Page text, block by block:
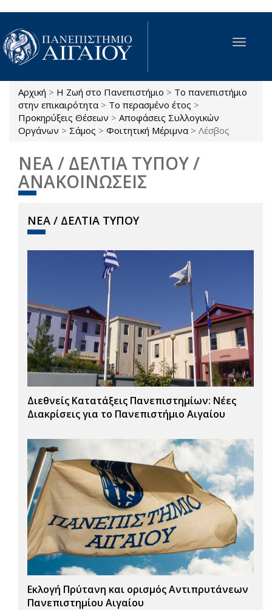
Παράκαμψη προς το κυρίως περιεχόμενο
Toggle
Είστε εδώ
Αρχική > Η Ζωή στο Πανεπιστήμιο > Το πανεπιστήμιο
στην επικαιρότητα > Το περασμένο έτος >
Προκηρύξεις Θέσεων > Αποφάσεις Συλλογικών
Οργάνων > Σάμος > Φοιτητική Μέριμνα > Λέσβος
ΝΕΑ / ΔΕΛΤΙΑ ΤΥΠΟΥ /
ΑΝΑΚΟΙΝΩΣΕΙΣ
ΝΕΑ / ΔΕΛΤΙΑ ΤΥΠΟΥ
Διεθνείς Κατατάξεις Πανεπιστημίων: Νέες
Διακρίσεις για το Πανεπιστήμιο Αιγαίου
Εκλογή Πρύτανη και ορισμός Αντιπρυτάνεων
Πανεπιστημίου Αιγαίου